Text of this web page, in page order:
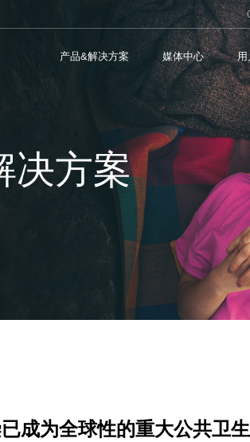
产品&解决方案 媒体中心 用
决方案
成为全球性的重大公共卫